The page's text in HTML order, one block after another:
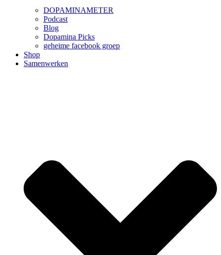
DOPAMINAMETER
Podcast
Blog
Dopamina Picks
geheime facebook groep
Shop
Samenwerken